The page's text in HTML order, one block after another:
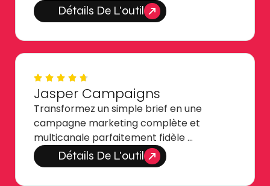
Détails De L'outil
Jasper Campaigns
Transformez un simple brief en une
campagne marketing complète et
multicanale parfaitement fidèle …
Détails De L'outil